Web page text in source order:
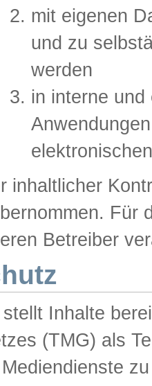
mit eigenen
und zu
werden
in interne
inhaltlicher
Für
Betreiber
Inhalte
(TMG) als